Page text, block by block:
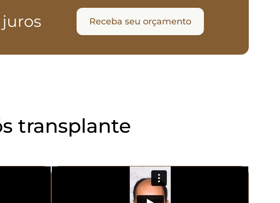
Receba seu orçamento
transplante